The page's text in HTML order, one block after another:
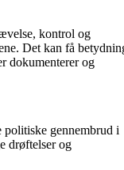
kontrol og
Det kan få
dokumenterer og
politiske gennembrud i
drøftelser og